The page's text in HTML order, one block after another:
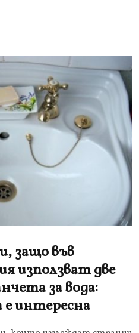
защо във
използват две
за вода:
интересна